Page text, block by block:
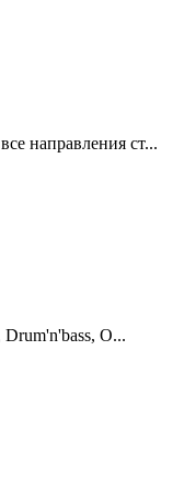
направления ст...
O...